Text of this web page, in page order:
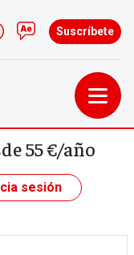
de cuenta de
Iniciar sesión
Contacto
Suscríbete
55 €/año
sesión